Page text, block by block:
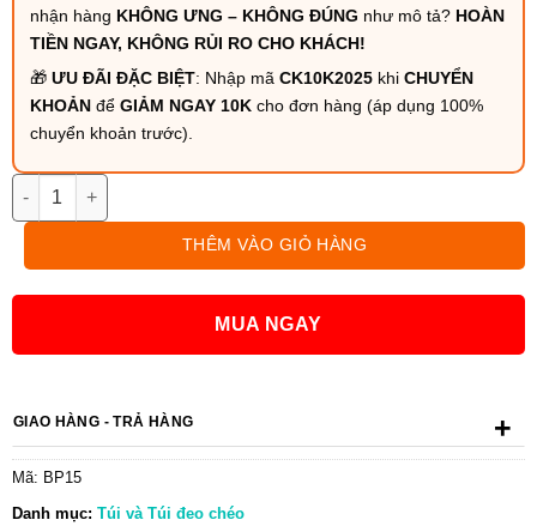
nhận hàng KHÔNG ƯNG – KHÔNG ĐÚNG như mô tả? HOÀN
TIỀN NGAY, KHÔNG RỦI RO CHO KHÁCH!
🎁ƯU ĐÃI ĐẶC BIỆT: Nhập mãCK10K2025 khiCHUYỂN
KHOẢN đểGIẢM NGAY 10K cho đơn hàng (áp dụng 100%
chuyển khoản trước).
Túi đeo chéo CETWRO & KAHSE 2136 số lượng
THÊM VÀO GIỎ HÀNG
MUA NGAY
GIAO HÀNG - TRẢ HÀNG +
Mã: BP15
Danh mục: Túi và Túi đeo chéo